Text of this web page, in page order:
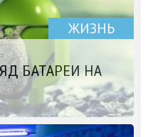
ЖИЗНЬ
БАТАРЕИ НА